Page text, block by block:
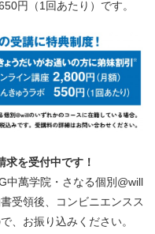
円（1回あたり）です。
求を受付中です！
中萬学院・さなる個別@will
受領後、コンビニエンスス
、お振り込みください。